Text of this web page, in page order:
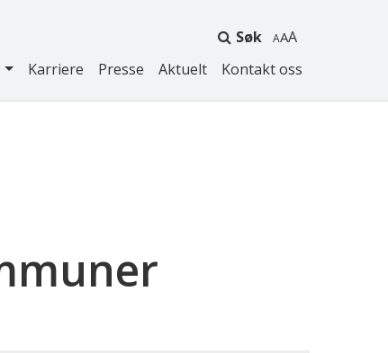
Søk A
Karriere Presse Aktuelt Kontakt oss